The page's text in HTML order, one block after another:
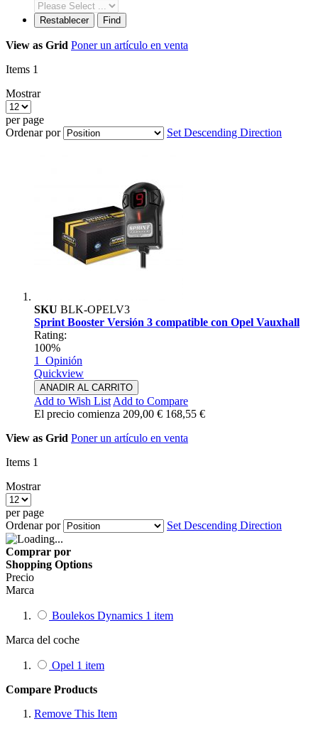
Restablecer Find
View as Grid Poner un artículo en venta
Items 1
Mostrar
per page
Ordenar por
Set Descending Direction
SKU BLK-OPELV3
Sprint Booster Versión 3 compatible con Opel Vauxhall
Rating:
100%
1 Opinión
Quickview
ANADIR AL CARRITO
Add to Wish List Add to Compare
El precio comienza 209,00 € 168,55 €
View as Grid Poner un artículo en venta
Items 1
Mostrar
per page
Ordenar por
Set Descending Direction
Comprar por
Shopping Options
Precio
Marca
Boulekos Dynamics 1 item
Marca del coche
Opel 1 item
Compare Products
Remove This Item